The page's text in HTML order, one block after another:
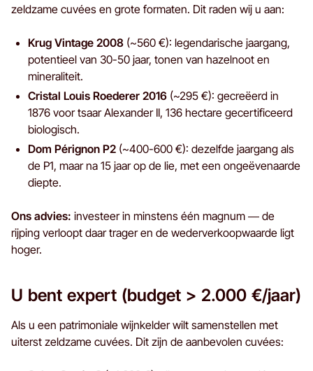
zeldzame cuvées en grote formaten. Dit raden wij u aan:
Krug Vintage 2008 (~560 €): legendarische jaargang,
potentieel van 30-50 jaar, tonen van hazelnoot en
mineraliteit.
Cristal Louis Roederer 2016 (~295 €): gecreëerd in
1876 voor tsaar Alexander II, 136 hectare gecertificeerd
biologisch.
Dom Pérignon P2 (~400-600 €): dezelfde jaargang als
de P1, maar na 15 jaar op de lie, met een ongeëvenaarde
diepte.
Ons advies: investeer in minstens één magnum — de
rijping verloopt daar trager en de wederverkoopwaarde ligt
hoger.
U bent expert (budget > 2.000 €/jaar)
Als u een patrimoniale wijnkelder wilt samenstellen met
uiterst zeldzame cuvées. Dit zijn de aanbevolen cuvées: